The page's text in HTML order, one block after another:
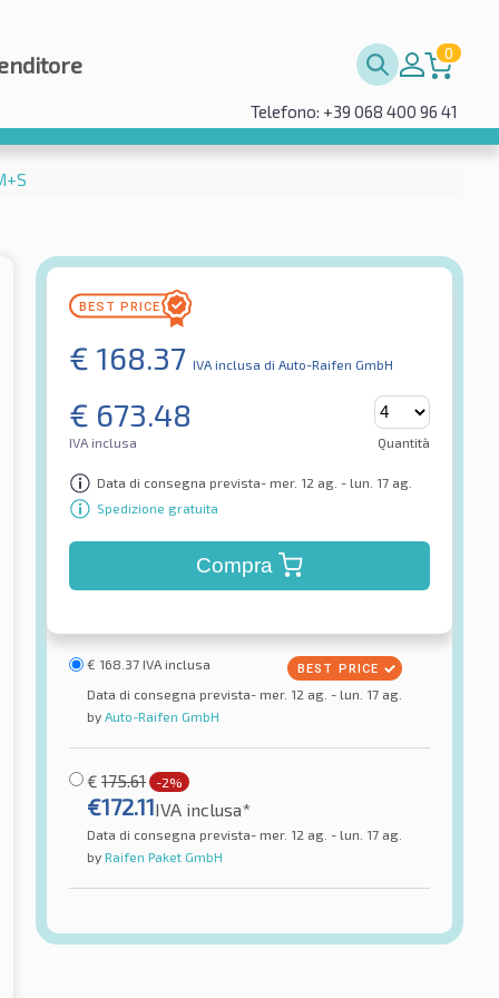
0
Telefono: +39 068 400 96 41
€ 168.37 IVA inclusa di Auto-Raifen GmbH
€ 673.48
IVA inclusa Quantità
Data di consegna prevista- mer. 12 ag. - lun. 17 ag.
Spedizione gratuita
Compra
€ 168.37 IVA inclusa
Data di consegna prevista- mer. 12 ag. - lun. 17 ag.
by Auto-Raifen GmbH
€ 175.61 -2%
€172.11IVA inclusa*
Data di consegna prevista- mer. 12 ag. - lun. 17 ag.
by Raifen Paket GmbH